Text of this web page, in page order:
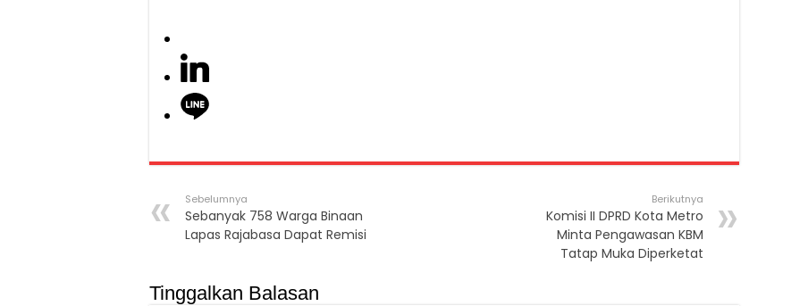
Sebelumnya
Sebanyak 758 Warga Binaan
Lapas Rajabasa Dapat Remisi
Berikutnya
Komisi II DPRD Kota Metro
Minta Pengawasan KBM
Tatap Muka Diperketat
Tinggalkan Balasan